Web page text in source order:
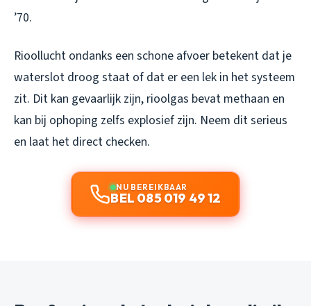
’70.
Rioollucht ondanks een schone afvoer betekent dat je
waterslot droog staat of dat er een lek in het systeem
zit. Dit kan gevaarlijk zijn, rioolgas bevat methaan en
kan bij ophoping zelfs explosief zijn. Neem dit serieus
en laat het direct checken.
NU BEREIKBAAR
BEL 085 019 49 12